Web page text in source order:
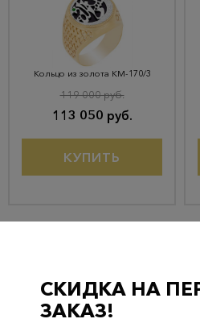
Кольцо из золота КМ-170/3
113 050 руб.
119 000 руб.
КУПИТЬ
СКИДКА НА
ЗАКАЗ!